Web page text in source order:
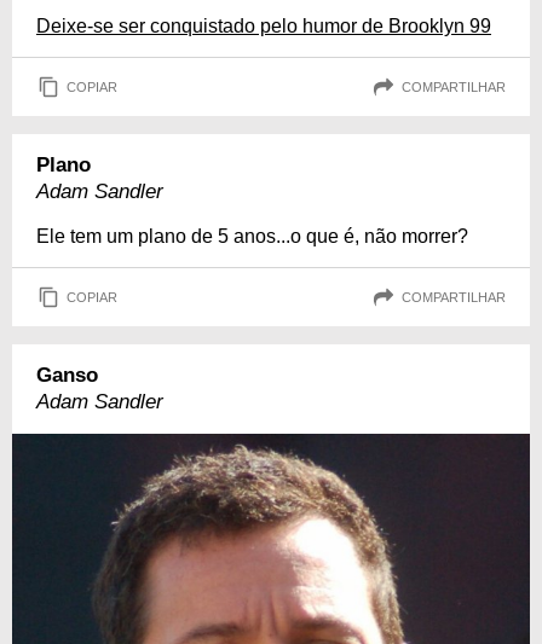
Deixe-se ser conquistado pelo humor de Brooklyn 99
COPIAR COMPARTILHAR
Plano
Adam Sandler
Ele tem um plano de 5 anos...o que é, não morrer?
COPIAR COMPARTILHAR
Ganso
Adam Sandler